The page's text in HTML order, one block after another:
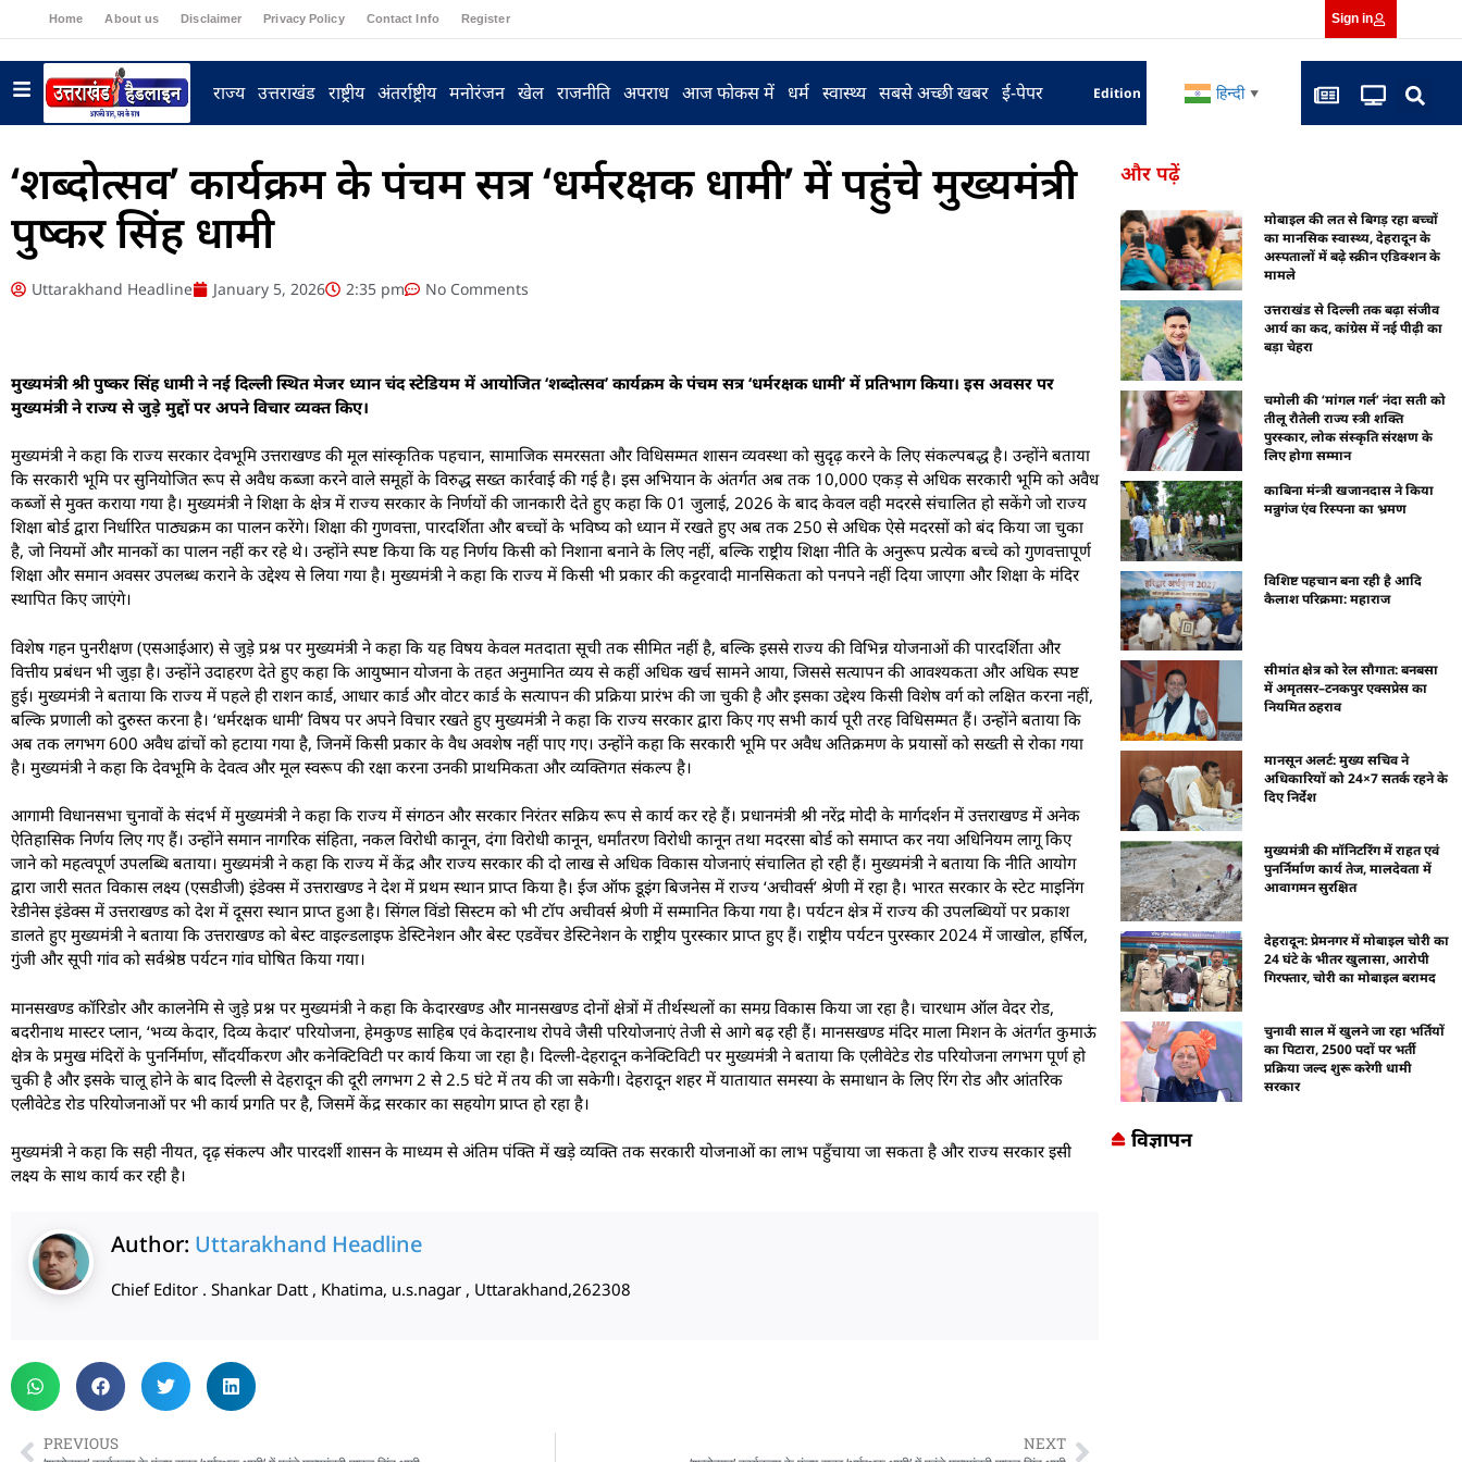
Home About us Disclaimer Privacy Policy Contact Info Register Sign in
राज्य उत्तराखंड राष्ट्रीय अंतर्राष्ट्रीय मनोरंजन खेल राजनीति अपराध आज फोकस में धर्म स्वास्थ्य सबसे अच्छी खबर ई-पेपर Edition हिन्दी ▼
‘शब्दोत्सव’ कार्यक्रम के पंचम सत्र ‘धर्मरक्षक धामी’ में पहुंचे मुख्यमंत्री
पुष्कर सिंह धामी
Uttarakhand Headline January 5, 2026 2:35 pm No Comments
मुख्यमंत्री श्री पुष्कर सिंह धामी ने नई दिल्ली स्थित मेजर ध्यान चंद स्टेडियम में आयोजित ‘शब्दोत्सव’ कार्यक्रम के पंचम सत्र ‘धर्मरक्षक धामी’ में प्रतिभाग किया। इस अवसर पर
मुख्यमंत्री ने राज्य से जुड़े मुद्दों पर अपने विचार व्यक्त किए।
मुख्यमंत्री ने कहा कि राज्य सरकार देवभूमि उत्तराखण्ड की मूल सांस्कृतिक पहचान, सामाजिक समरसता और विधिसम्मत शासन व्यवस्था को सुदृढ़ करने के लिए संकल्पबद्ध है। उन्होंने बताया
कि सरकारी भूमि पर सुनियोजित रूप से अवैध कब्जा करने वाले समूहों के विरुद्ध सख्त कार्रवाई की गई है। इस अभियान के अंतर्गत अब तक 10,000 एकड़ से अधिक सरकारी भूमि को अवैध
कब्जों से मुक्त कराया गया है। मुख्यमंत्री ने शिक्षा के क्षेत्र में राज्य सरकार के निर्णयों की जानकारी देते हुए कहा कि 01 जुलाई, 2026 के बाद केवल वही मदरसे संचालित हो सकेंगे जो राज्य
शिक्षा बोर्ड द्वारा निर्धारित पाठ्यक्रम का पालन करेंगे। शिक्षा की गुणवत्ता, पारदर्शिता और बच्चों के भविष्य को ध्यान में रखते हुए अब तक 250 से अधिक ऐसे मदरसों को बंद किया जा चुका
है, जो नियमों और मानकों का पालन नहीं कर रहे थे। उन्होंने स्पष्ट किया कि यह निर्णय किसी को निशाना बनाने के लिए नहीं, बल्कि राष्ट्रीय शिक्षा नीति के अनुरूप प्रत्येक बच्चे को गुणवत्तापूर्ण
शिक्षा और समान अवसर उपलब्ध कराने के उद्देश्य से लिया गया है। मुख्यमंत्री ने कहा कि राज्य में किसी भी प्रकार की कट्टरवादी मानसिकता को पनपने नहीं दिया जाएगा और शिक्षा के मंदिर
स्थापित किए जाएंगे।
विशेष गहन पुनरीक्षण (एसआईआर) से जुड़े प्रश्न पर मुख्यमंत्री ने कहा कि यह विषय केवल मतदाता सूची तक सीमित नहीं है, बल्कि इससे राज्य की विभिन्न योजनाओं की पारदर्शिता और
वित्तीय प्रबंधन भी जुड़ा है। उन्होंने उदाहरण देते हुए कहा कि आयुष्मान योजना के तहत अनुमानित व्यय से कहीं अधिक खर्च सामने आया, जिससे सत्यापन की आवश्यकता और अधिक स्पष्ट
हुई। मुख्यमंत्री ने बताया कि राज्य में पहले ही राशन कार्ड, आधार कार्ड और वोटर कार्ड के सत्यापन की प्रक्रिया प्रारंभ की जा चुकी है और इसका उद्देश्य किसी विशेष वर्ग को लक्षित करना नहीं,
बल्कि प्रणाली को दुरुस्त करना है। ‘धर्मरक्षक धामी’ विषय पर अपने विचार रखते हुए मुख्यमंत्री ने कहा कि राज्य सरकार द्वारा किए गए सभी कार्य पूरी तरह विधिसम्मत हैं। उन्होंने बताया कि
अब तक लगभग 600 अवैध ढांचों को हटाया गया है, जिनमें किसी प्रकार के वैध अवशेष नहीं पाए गए। उन्होंने कहा कि सरकारी भूमि पर अवैध अतिक्रमण के प्रयासों को सख्ती से रोका गया
है। मुख्यमंत्री ने कहा कि देवभूमि के देवत्व और मूल स्वरूप की रक्षा करना उनकी प्राथमिकता और व्यक्तिगत संकल्प है।
आगामी विधानसभा चुनावों के संदर्भ में मुख्यमंत्री ने कहा कि राज्य में संगठन और सरकार निरंतर सक्रिय रूप से कार्य कर रहे हैं। प्रधानमंत्री श्री नरेंद्र मोदी के मार्गदर्शन में उत्तराखण्ड में अनेक
ऐतिहासिक निर्णय लिए गए हैं। उन्होंने समान नागरिक संहिता, नकल विरोधी कानून, दंगा विरोधी कानून, धर्मांतरण विरोधी कानून तथा मदरसा बोर्ड को समाप्त कर नया अधिनियम लागू किए
जाने को महत्वपूर्ण उपलब्धि बताया। मुख्यमंत्री ने कहा कि राज्य में केंद्र और राज्य सरकार की दो लाख से अधिक विकास योजनाएं संचालित हो रही हैं। मुख्यमंत्री ने बताया कि नीति आयोग
द्वारा जारी सतत विकास लक्ष्य (एसडीजी) इंडेक्स में उत्तराखण्ड ने देश में प्रथम स्थान प्राप्त किया है। ईज ऑफ डूइंग बिजनेस में राज्य ‘अचीवर्स’ श्रेणी में रहा है। भारत सरकार के स्टेट माइनिंग
रेडीनेस इंडेक्स में उत्तराखण्ड को देश में दूसरा स्थान प्राप्त हुआ है। सिंगल विंडो सिस्टम को भी टॉप अचीवर्स श्रेणी में सम्मानित किया गया है। पर्यटन क्षेत्र में राज्य की उपलब्धियों पर प्रकाश
डालते हुए मुख्यमंत्री ने बताया कि उत्तराखण्ड को बेस्ट वाइल्डलाइफ डेस्टिनेशन और बेस्ट एडवेंचर डेस्टिनेशन के राष्ट्रीय पुरस्कार प्राप्त हुए हैं। राष्ट्रीय पर्यटन पुरस्कार 2024 में जाखोल, हर्षिल,
गुंजी और सूपी गांव को सर्वश्रेष्ठ पर्यटन गांव घोषित किया गया।
मानसखण्ड कॉरिडोर और कालनेमि से जुड़े प्रश्न पर मुख्यमंत्री ने कहा कि केदारखण्ड और मानसखण्ड दोनों क्षेत्रों में तीर्थस्थलों का समग्र विकास किया जा रहा है। चारधाम ऑल वेदर रोड,
बदरीनाथ मास्टर प्लान, ‘भव्य केदार, दिव्य केदार’ परियोजना, हेमकुण्ड साहिब एवं केदारनाथ रोपवे जैसी परियोजनाएं तेजी से आगे बढ़ रही हैं। मानसखण्ड मंदिर माला मिशन के अंतर्गत कुमाऊं
क्षेत्र के प्रमुख मंदिरों के पुनर्निर्माण, सौंदर्यीकरण और कनेक्टिविटी पर कार्य किया जा रहा है। दिल्ली-देहरादून कनेक्टिविटी पर मुख्यमंत्री ने बताया कि एलीवेटेड रोड परियोजना लगभग पूर्ण हो
चुकी है और इसके चालू होने के बाद दिल्ली से देहरादून की दूरी लगभग 2 से 2.5 घंटे में तय की जा सकेगी। देहरादून शहर में यातायात समस्या के समाधान के लिए रिंग रोड और आंतरिक
एलीवेटेड रोड परियोजनाओं पर भी कार्य प्रगति पर है, जिसमें केंद्र सरकार का सहयोग प्राप्त हो रहा है।
मुख्यमंत्री ने कहा कि सही नीयत, दृढ़ संकल्प और पारदर्शी शासन के माध्यम से अंतिम पंक्ति में खड़े व्यक्ति तक सरकारी योजनाओं का लाभ पहुँचाया जा सकता है और राज्य सरकार इसी
लक्ष्य के साथ कार्य कर रही है।
Author: Uttarakhand Headline
Chief Editor . Shankar Datt , Khatima, u.s.nagar , Uttarakhand,262308
PREVIOUS NEXT
और पढ़ें
मोबाइल की लत से बिगड़ रहा बच्चों
का मानसिक स्वास्थ्य, देहरादून के
अस्पतालों में बढ़े स्क्रीन एडिक्शन के
मामले
उत्तराखंड से दिल्ली तक बढ़ा संजीव
आर्य का कद, कांग्रेस में नई पीढ़ी का
बड़ा चेहरा
चमोली की ‘मांगल गर्ल’ नंदा सती को
तीलू रौतेली राज्य स्त्री शक्ति
पुरस्कार, लोक संस्कृति संरक्षण के
लिए होगा सम्मान
काबिना मंन्त्री खजानदास ने किया
मन्नुगंज एंव रिस्पना का भ्रमण
विशिष्ट पहचान बना रही है आदि
कैलाश परिक्रमा: महाराज
सीमांत क्षेत्र को रेल सौगात: बनबसा
में अमृतसर–टनकपुर एक्सप्रेस का
नियमित ठहराव
मानसून अलर्ट: मुख्य सचिव ने
अधिकारियों को 24×7 सतर्क रहने के
दिए निर्देश
मुख्यमंत्री की मॉनिटरिंग में राहत एवं
पुनर्निर्माण कार्य तेज, मालदेवता में
आवागमन सुरक्षित
देहरादून: प्रेमनगर में मोबाइल चोरी का
24 घंटे के भीतर खुलासा, आरोपी
गिरफ्तार, चोरी का मोबाइल बरामद
चुनावी साल में खुलने जा रहा भर्तियों
का पिटारा, 2500 पदों पर भर्ती
प्रक्रिया जल्द शुरू करेगी धामी
सरकार
विज्ञापन